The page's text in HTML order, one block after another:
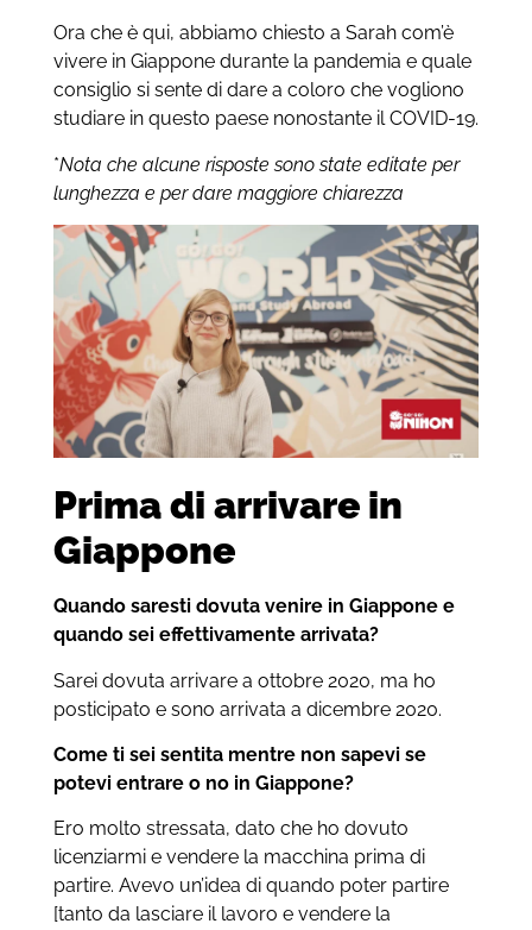
Ora che è qui, abbiamo chiesto a Sarah com’è
vivere in Giappone durante la pandemia e quale
consiglio si sente di dare a coloro che vogliono
studiare in questo paese nonostante il COVID-19.
*Nota che alcune risposte sono state editate per
lunghezza e per dare maggiore chiarezza
Prima di arrivare in
Giappone
Quando saresti dovuta venire in Giappone e
quando sei effettivamente arrivata?
Sarei dovuta arrivare a ottobre 2020, ma ho
posticipato e sono arrivata a dicembre 2020.
Come ti sei sentita mentre non sapevi se
potevi entrare o no in Giappone?
Ero molto stressata, dato che ho dovuto
licenziarmi e vendere la macchina prima di
partire. Avevo un’idea di quando poter partire
[tanto da lasciare il lavoro e vendere la